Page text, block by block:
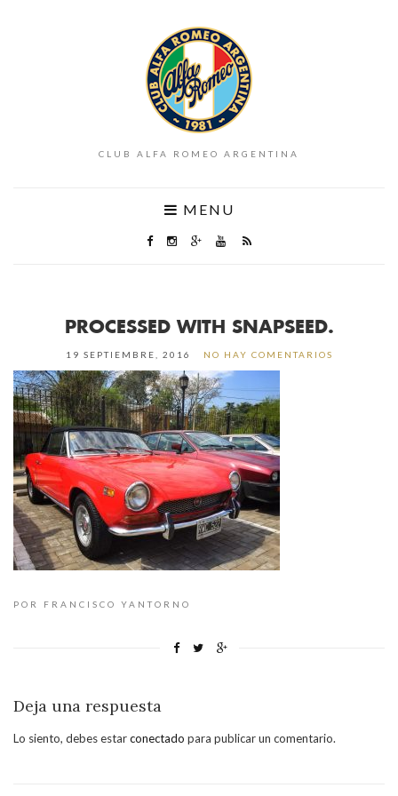
CLUB ALFA ROMEO ARGENTINA
MENU
PROCESSED WITH SNAPSEED.
19 SEPTIEMBRE, 2016 NO HAY COMENTARIOS
POR FRANCISCO YANTORNO
Deja una respuesta
Lo siento, debes estarconectado para publicar un comentario.